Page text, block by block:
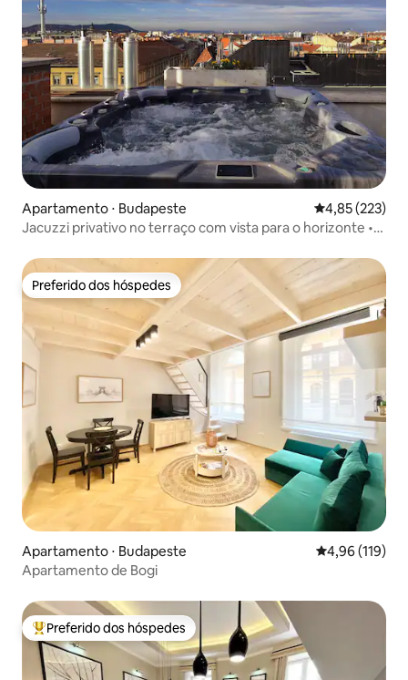
Apartamento ⋅ Budapeste 4,85 de uma
4,85 (223)
Jacuzzi privativo no terraço com vista para o horizonte •
Preferido dos hóspedes
Preferido dos hóspedes
Apartamento ⋅ Budapeste 4,96 de uma
4,96 (119)
Apartamento de Bogi
Entre os melhores preferidos dos hóspedes
Preferido dos hóspedes